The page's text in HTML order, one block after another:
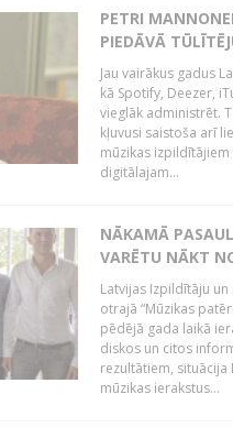
PETRI
PIEDĀVĀ
Jau vairākus gadus
kā Spotify, Deezer,
vieglāk administrēt.
kļuvusi saistoša arī
mūzikas
digitālajam...
NĀKAMĀ
VARĒTU NĀKT
Latvijas Izpildītāju
otrajā “Mūzikas
pēdējā gada laikā
diskos un citos
rezultātiem, situācija
mūzikas ierakstus...